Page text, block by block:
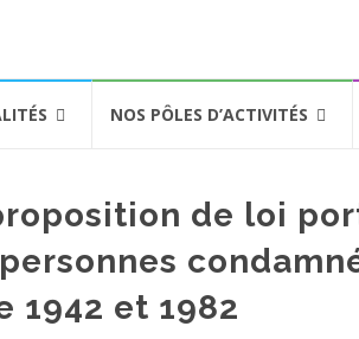
NOS PÔLES D’ACTIVITÉS
de loi
1942 et 1982